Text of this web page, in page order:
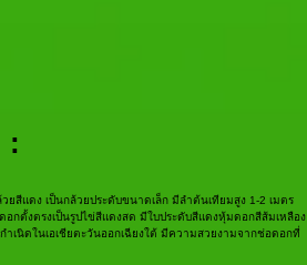
:
ยสีแดง เป็นกล้วยประดับขนาดเล็ก มีลำต้นเทียมสูง 1-2 เมตร
กตั้งตรงเป็นรูปไข่สีแดงสด มีใบประดับสีแดงหุ้มดอกสีส้มเหลือง
เนิดในเอเชียตะวันออกเฉียงใต้ มีความสวยงามจากช่อดอกที่